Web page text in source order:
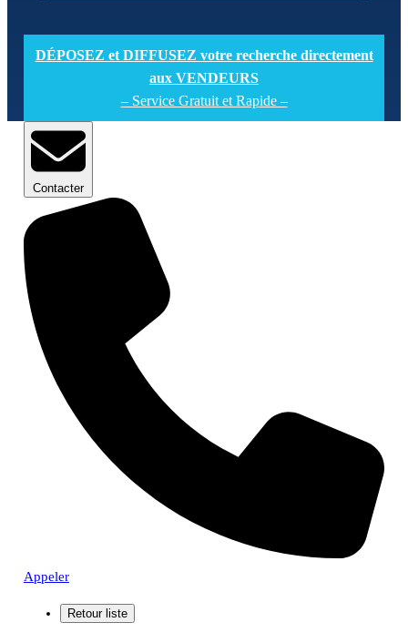
DÉPOSEZ et DIFFUSEZ votre recherche directement
aux VENDEURS
– Service Gratuit et Rapide –
Contacter
Appeler